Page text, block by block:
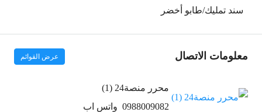
سند تمليك/طابو أخضر
معلومات الاتصال عرض القوائم
محرر منصة24 (1)
0988009082 واتس اب